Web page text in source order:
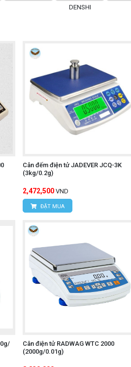
Cân đếm điện tử JADEVER JCQ-3K
(3kg/0.2g)
2,472,500 VND
ĐẶT MUA
Cân điện tử RADWAG WTC 2000
(2000g/0.01g)